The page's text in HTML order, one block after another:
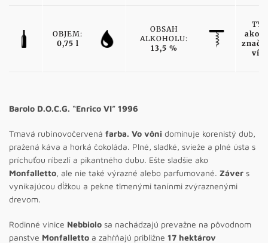
OBJEM:
0,75 l
OBSAH
ALKOHOLU:
13,5 %
Barolo D.O.C.G. “Enrico VI” 1996
Tmavá rubínovočervená farba. Vo vôni dominuje korenistý dub,
pražená káva a horká čokoláda. Plné, sladké, svieže a plné ústa s
príchuťou ríbezlí a pikantného dubu. Ešte sladšie ako
Monfalletto, ale nie také výrazné alebo parfumované. Záver s
vynikajúcou dĺžkou a pekne tlmenými tanínmi zvýraznenými
drevom.
Rodinné vinice Nebbiolo sa nachádzajú prevažne na pôvodnom
panstve Monfalletto a zahŕňajú približne 17 hektárov